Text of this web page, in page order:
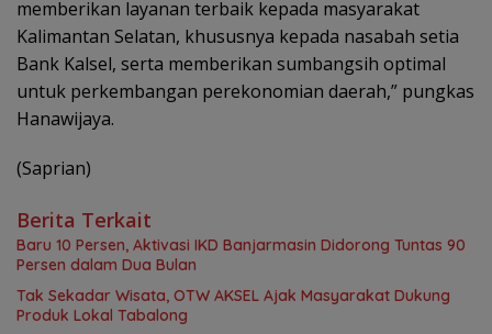
memberikan layanan terbaik kepada masyarakat
Kalimantan Selatan, khususnya kepada nasabah setia
Bank Kalsel, serta memberikan sumbangsih optimal
untuk perkembangan perekonomian daerah,” pungkas
Hanawijaya.
(Saprian)
Berita Terkait
Baru 10 Persen, Aktivasi IKD Banjarmasin Didorong Tuntas 90
Persen dalam Dua Bulan
Tak Sekadar Wisata, OTW AKSEL Ajak Masyarakat Dukung
Produk Lokal Tabalong